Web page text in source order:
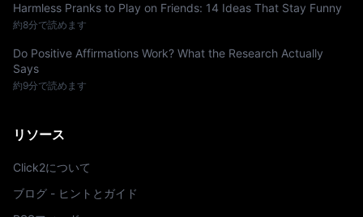
Harmless Pranks to Play on Friends: 14 Ideas That Stay Funny
約8分で読めます
Do Positive Affirmations Work? What the Research Actually
Says
約9分で読めます
リソース
Click2について
ブログ - ヒントとガイド